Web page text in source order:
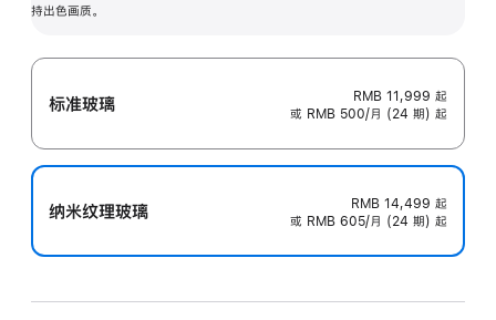
持出色画质。
开
标准玻璃 RMB 11,999 起
或 RMB 500/月 (24 期) 起
纳米纹理玻璃 RMB 14,499 起
或 RMB 605/月 (24 期) 起